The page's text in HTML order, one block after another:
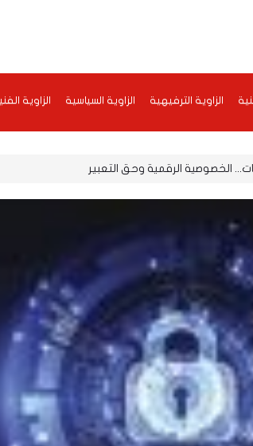
الزاوية الترفيهية الزاوية السياسية الزاوية
الخصوصية الرقمية وحق التعبير